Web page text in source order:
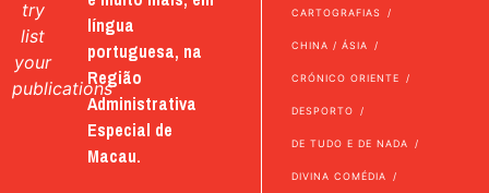
try
list
your
publications
língua
portuguesa, na
Região
Administrativa
Especial de
Macau.
CARTOGRAFIAS
CHINA / ÁSIA
CRÓNICO ORIENTE
DESPORTO
DE TUDO E DE NADA
DIVINA COMÉDIA